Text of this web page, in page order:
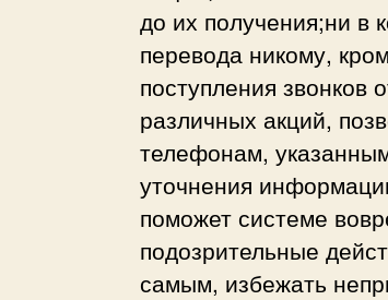
до их получения;ни в
перевода никому,
поступления звонков
различных акций,
телефонам,
уточнения
поможет системе
подозрительные
самым, избежать